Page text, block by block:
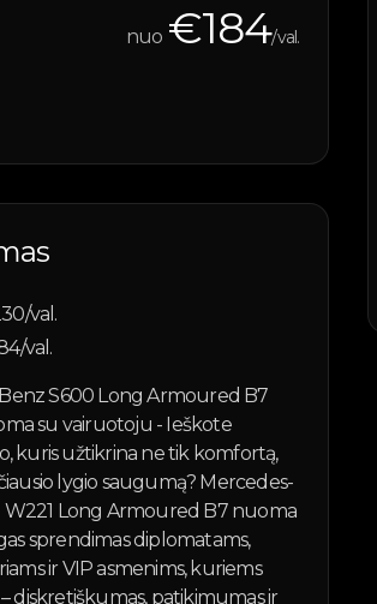
nuo €184/val.
/val.
/val.
S600 Long Armoured B7
su vairuotoju - Ieškote
kuris užtikrina ne tik komfortą,
lygio saugumą? Mercedes-
W221 Long Armoured B7 nuoma
sprendimas diplomatams,
ir VIP asmenims, kuriems
diskretiškumas, patikimumas ir